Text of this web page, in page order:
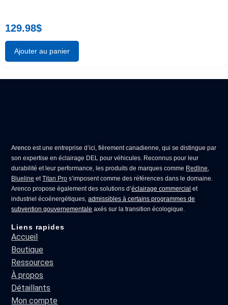
129.98$
Ajouter au panier
Arenco est une entreprise d’ici, fièrement canadienne, qui se distingue par
son expertise enéclairage DEL pour véhicules. Reconnus pour leur
durabilité et leur performance, les produits de marques comme Redline,
Blueline etTitan Pro s’imposent comme des références dans le domaine.
Arenco propose également des solutions d’éclairage commercial et
industriel écoénergétiques,admissibles à certains programmes de
subvention gouvernementale axés sur la transition écologique.
Liens rapides
Accueil
Boutique
Ressources
À propos
Détaillants
Mon compte